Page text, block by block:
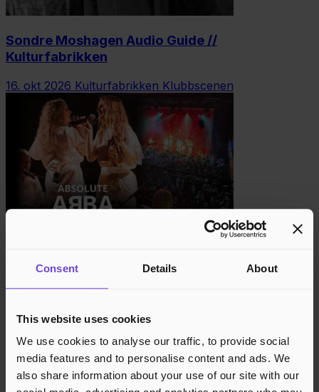
Consent Details About
This website uses cookies
We use cookies to analyse our traffic, to provide social
media features and to personalise content and ads. We
also share information about your use of our site with our
Sondre Moshagen Audio Guide //
Kulturfabrikken
16. okt 2026 Kulturfabrikken Klubbscenen
17. okt 2026Byscenen